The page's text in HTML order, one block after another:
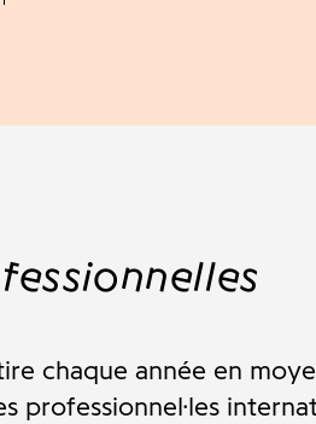
chaque année en
professionnel·les